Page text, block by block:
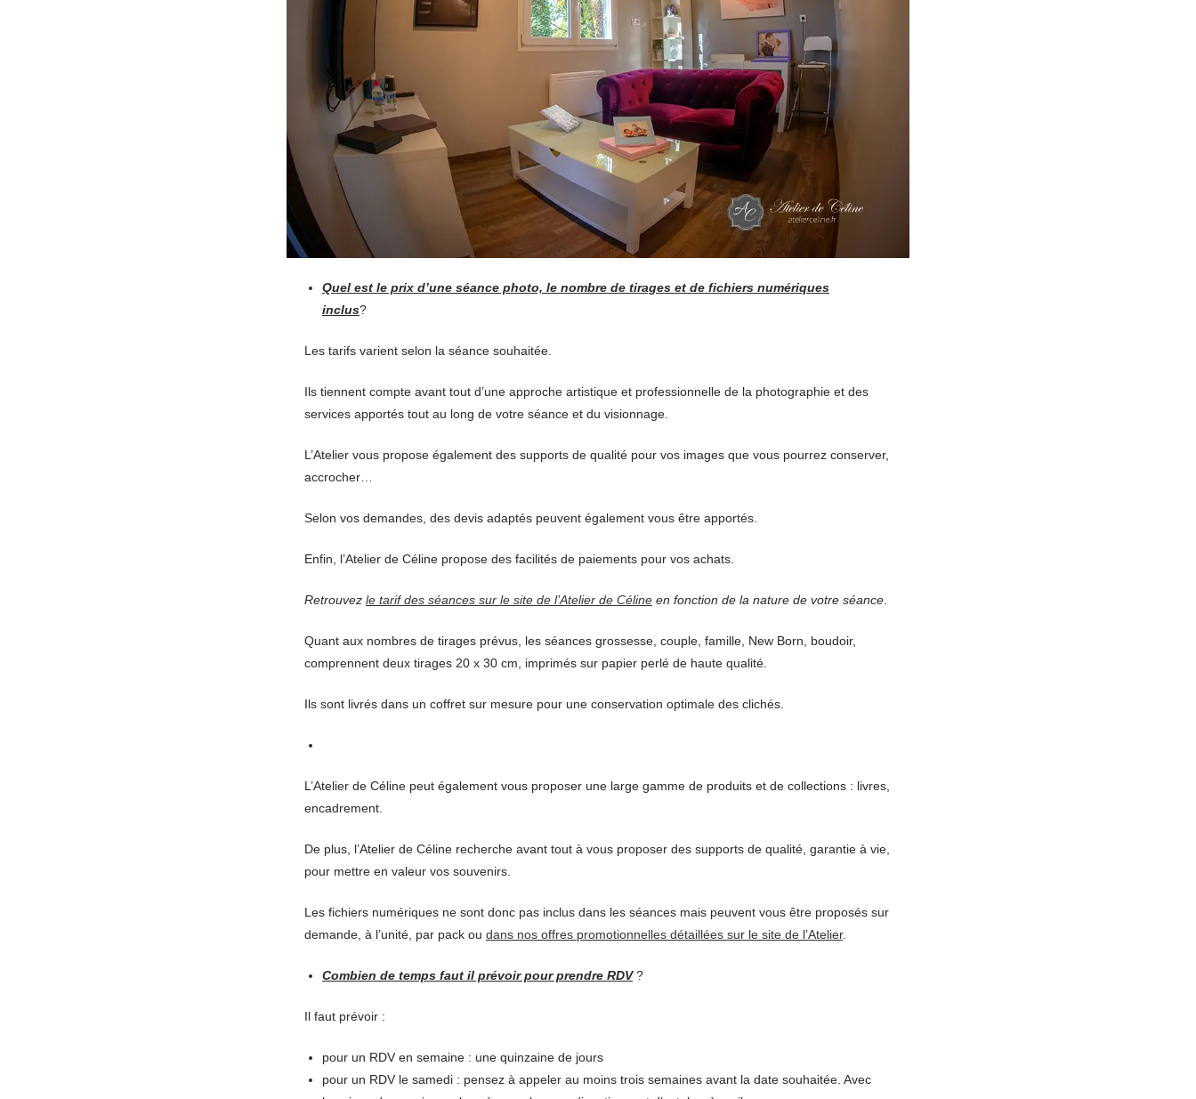
Quel est le prix d’une séance photo, le nombre de tirages et de fichiers numériques
inclus?
Les tarifs varient selon la séance souhaitée.
Ils tiennent compte avant tout d’une approche artistique et professionnelle de la photographie et des
services apportés tout au long de votre séance et du visionnage.
L’Atelier vous propose également des supports de qualité pour vos images que vous pourrez conserver,
accrocher…
Selon vos demandes, des devis adaptés peuvent également vous être apportés.
Enfin, l’Atelier de Céline propose des facilités de paiements pour vos achats.
Retrouvez le tarif des séances sur le site de l’Atelier de Céline en fonction de la nature de votre séance
Quant aux nombres de tirages prévus, les séances grossesse, couple, famille, New Born, boudoir,
comprennent deux tirages 20 x 30 cm, imprimés sur papier perlé de haute qualité.
Ils sont livrés dans un coffret sur mesure pour une conservation optimale des clichés.
L’Atelier de Céline peut également vous proposer une large gamme de produits et de collections : livres,
encadrement.
De plus, l’Atelier de Céline recherche avant tout à vous proposer des supports de qualité, garantie à vie,
pour mettre en valeur vos souvenirs.
Les fichiers numériques ne sont donc pas inclus dans les séances mais peuvent vous être proposés sur
demande, à l’unité, par pack ou dans nos offres promotionnelles détaillées sur le site de l’Atelier.
Combien de temps faut il prévoir pour prendre RDV?
Il faut prévoir :
pour un RDV en semaine : une quinzaine de jours
pour un RDV le samedi : pensez à appeler au moins trois semaines avant la date souhaitée. Avec